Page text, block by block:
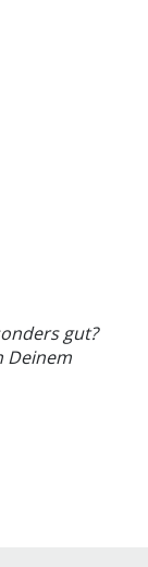
gut?
Deinem